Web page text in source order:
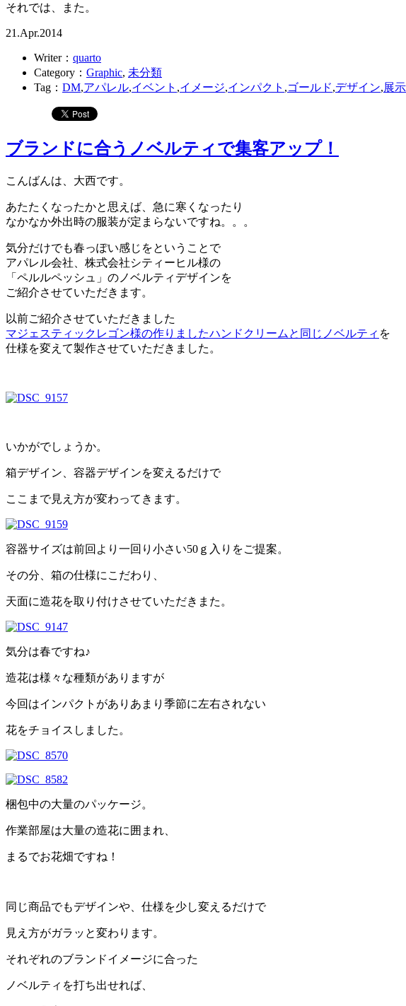
それでは、また。
21.Apr.2014
Writer： quarto
Category： Graphic, 未分類
Tag： DM,アパレル,イベント ,イメージ,インパクト ,ゴールド,デザイン,展
ブランドに合うノベルティで集客アップ！
こんばんは、大西です。
あたたくなったかと思えば、急に寒くなったり
なかなか外出時の服装が定まらないですね。。。
気分だけでも春っぽい感じをということで
アパレル会社、株式会社シティーヒル様の
「ペルルペッシュ」のノベルティデザインを
ご紹介させていただきます。
以前ご紹介させていただきました
マジェスティックレゴン様の作りましたハンドクリームと同じノベルティ を
仕様を変えて製作させていただきました。
いかがでしょうか。
箱デザイン、容器デザインを変えるだけで
ここまで見え方が変わってきます。
容器サイズは前回より一回り小さい50ｇ入りをご提案。
その分、箱の仕様にこだわり、
天面に造花を取り付けさせていただきまた。
気分は春ですね♪
造花は様々な種類がありますが
今回はインパクトがありあまり季節に左右されない
花をチョイスしました。
梱包中の大量のパッケージ。
作業部屋は大量の造花に囲まれ、
まるでお花畑ですね！
同じ商品でもデザインや、仕様を少し変えるだけで
見え方がガラッと変わります。
それぞれのブランドイメージに合った
ノベルティを打ち出せれば、